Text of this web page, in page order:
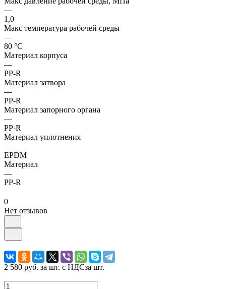
—
1,0
Макс температура рабочей среды
—
80 °С
Материал корпуса
—
PP-R
Материал затвора
—
PP-R
Материал запорного органа
—
PP-R
Материал уплотнения
—
EPDM
Материал
—
PP-R
0
Нет отзывов
2 580 руб. за шт. с НДСза шт.